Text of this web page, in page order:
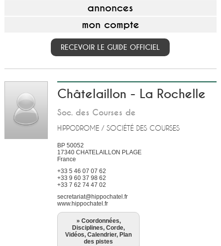
annonces
mon compte
RECEVOIR LE GUIDE OFFICIEL
Châtelaillon - La Rochelle
Soc. des Courses de
HIPPODROME / SOCIÉTÉ DES COURSES
BP 50052
17340 CHATELAILLON PLAGE
France
+33 5 46 07 07 62
+33 9 60 37 98 62
+33 7 62 74 47 02
secretariat@hippochatel.fr
www.hippochatel.fr
» Coordonnées,
Disciplines, Corde,
Vidéos, Calendrier, Plan
des pistes